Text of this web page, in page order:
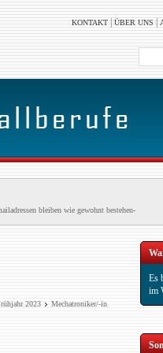
KONTAKT|ÜBER UNS|
bleiben wie gewohnt bestehen-
2023 Mechatroniker/-in
Es
im